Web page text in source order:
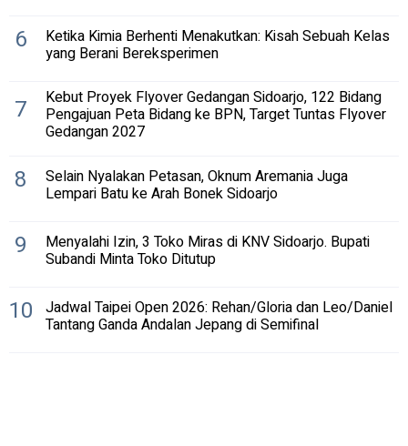
6 Ketika Kimia Berhenti Menakutkan: Kisah Sebuah Kelas
yang Berani Bereksperimen
7 Kebut Proyek Flyover Gedangan Sidoarjo, 122 Bidang
Pengajuan Peta Bidang ke BPN, Target Tuntas Flyover
Gedangan 2027
8 Selain Nyalakan Petasan, Oknum Aremania Juga
Lempari Batu ke Arah Bonek Sidoarjo
9 Menyalahi Izin, 3 Toko Miras di KNV Sidoarjo. Bupati
Subandi Minta Toko Ditutup
10 Jadwal Taipei Open 2026: Rehan/Gloria dan Leo/Daniel
Tantang Ganda Andalan Jepang di Semifinal